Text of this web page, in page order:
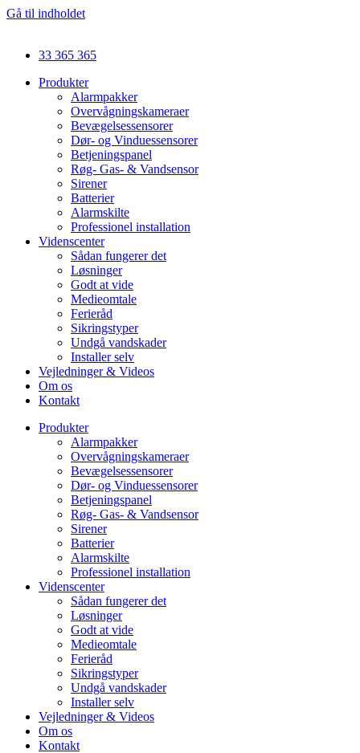
Gå til indholdet
33 365 365
Produkter
Alarmpakker
Overvågningskameraer
Bevægelsessensorer
Dør- og Vinduessensorer
Betjeningspanel
Røg- Gas- & Vandsensor
Sirener
Batterier
Alarmskilte
Professionel installation
Videnscenter
Sådan fungerer det
Løsninger
Godt at vide
Medieomtale
Ferieråd
Sikringstyper
Undgå vandskader
Installer selv
Vejledninger & Videos
Om os
Kontakt
Produkter
Alarmpakker
Overvågningskameraer
Bevægelsessensorer
Dør- og Vinduessensorer
Betjeningspanel
Røg- Gas- & Vandsensor
Sirener
Batterier
Alarmskilte
Professionel installation
Videnscenter
Sådan fungerer det
Løsninger
Godt at vide
Medieomtale
Ferieråd
Sikringstyper
Undgå vandskader
Installer selv
Vejledninger & Videos
Om os
Kontakt